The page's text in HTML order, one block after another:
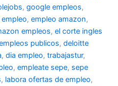
, google empleos,
, empleo amazon,
empleos, el corte ingles
publicos, deloitte
, dia empleo, trabajastur,
, empleate sepe, sepe
, labora ofertas de empleo,